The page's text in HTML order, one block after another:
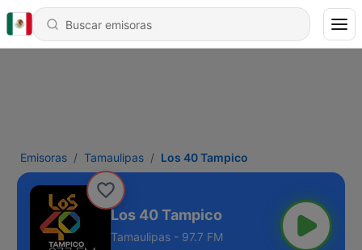
Emisoras Tamaulipas Los 40 Tampico
Los 40 Tampico
Tamaulipas - 97.7 FM